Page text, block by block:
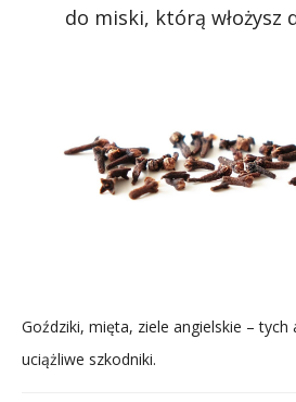
do miski, którą włożysz
Goździki, mięta, ziele angielskie –
uciążliwe szkodniki.